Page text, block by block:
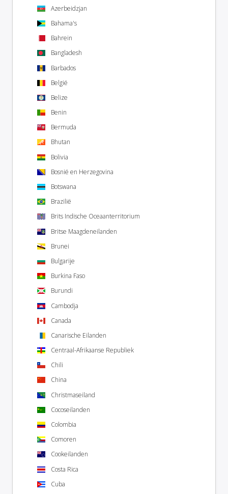
Azerbeidzjan
Bahama's
Bahrein
Bangladesh
Barbados
België
Belize
Benin
Bermuda
Bhutan
Bolivia
Bosnië en Herzegovina
Botswana
Brazilië
Brits Indische Oceaanterritorium
Britse Maagdeneilanden
Brunei
Bulgarije
Burkina Faso
Burundi
Cambodja
Canada
Canarische Eilanden
Centraal-Afrikaanse Republiek
Chili
China
Christmaseiland
Cocoseilanden
Colombia
Comoren
Cookeilanden
Costa Rica
Cuba